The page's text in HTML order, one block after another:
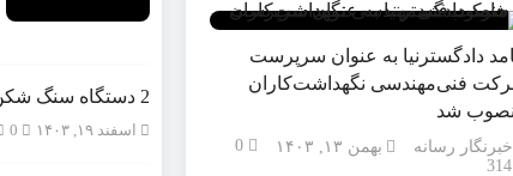
دادگسترنیا به عنوان سرپرست
فنی‌مهندسی نگهداشت‌کاران
شد
خبرنگار رسانه بهمن ۱۳, ۱۴۰۳
0
314
2 دستگاه سنگ شکن حیاتی برای معدن شما
اسفند ۱۹, ۱۴۰۳